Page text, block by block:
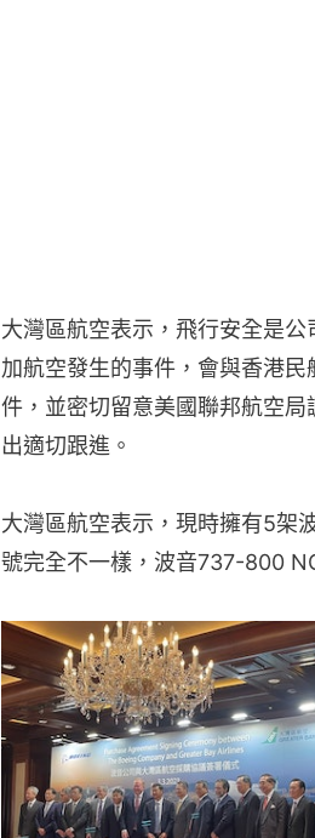
大灣區航空表示，飛行安全是
加航空發生的事件，會與香港
件，並密切留意美國聯邦航空
出適切跟進。
大灣區航空表示，現時擁有5架
號完全不一樣，波音737-800